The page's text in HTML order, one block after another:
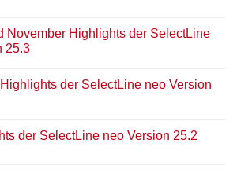
November Highlights der SelectLine
25.3
der SelectLine neo Version
der SelectLine neo Version 25.2